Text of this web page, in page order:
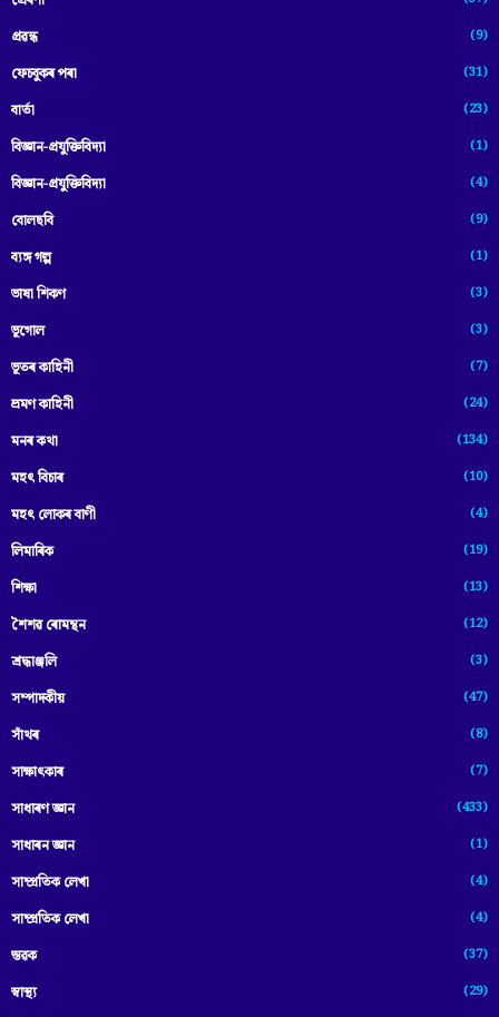
প্ৰৱন্ধ (9)
ফেচবুকৰ পৰা (31)
বাৰ্তা (23)
বিজ্ঞান-প্রযুক্তিবিদ্যা (1)
বিজ্ঞান-প্ৰযুক্তিবিদ্যা (4)
বোলছবি (9)
ব্যঙ্গ গল্প (1)
ভাষা শিকণ (3)
ভূগোল (3)
ভূতৰ কাহিনী (7)
ভ্ৰমণ কাহিনী (24)
মনৰ কথা (134)
মহৎ বিচাৰ (10)
মহৎ লোকৰ বাণী (4)
লিমাৰিক (19)
শিক্ষা (13)
শৈশৱ ৰোমন্থন (12)
শ্ৰদ্ধাঞ্জলি (3)
সম্পাদকীয় (47)
সাঁথৰ (8)
সাক্ষাৎকাৰ (7)
সাধাৰণ জ্ঞান (433)
সাধাৰন জ্ঞান (1)
সাম্প্রতিক লেখা (4)
সাম্প্ৰতিক লেখা (4)
স্তৱক (37)
স্বাস্থ্য (29)